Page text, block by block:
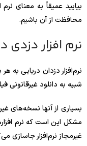
بیایید عمیقاً به معنای
محافظت از آن باشیم.
نرم افزار
نرم‌افزار دزدان دریایی
شبیه به دانلود غیرقانونی
بسیاری از آنها نسخه‌های
مشکل این است که نرم
غیرمجاز نرم‌افزار جاسازی